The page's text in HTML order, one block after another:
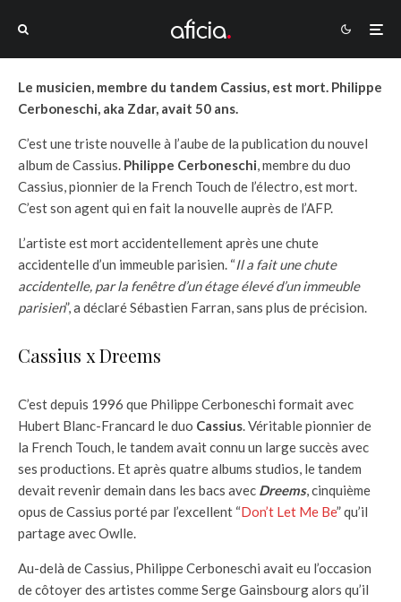
Le musicien, membre du tandem Cassius, est mort. Philippe
Cerboneschi, aka Zdar, avait 50 ans.
C’est une triste nouvelle à l’aube de la publication du nouvel
album de Cassius. Philippe Cerboneschi, membre du duo
Cassius, pionnier de la French Touch de l’électro, est mort.
C’est son agent qui en fait la nouvelle auprès de l’AFP.
L’artiste est mort accidentellement après une chute
accidentelle d’un immeuble parisien. “Il a fait une chute
accidentelle, par la fenêtre d’un étage élevé d’un immeuble
parisien”, a déclaré Sébastien Farran, sans plus de précision.
Cassius x Dreems
C’est depuis 1996 que Philippe Cerboneschi formait avec
Hubert Blanc-Francard le duo Cassius. Véritable pionnier de
la French Touch, le tandem avait connu un large succès avec
ses productions. Et après quatre albums studios, le tandem
devait revenir demain dans les bacs avec Dreems, cinquième
opus de Cassius porté par l’excellent “Don’t Let Me Be” qu’il
partage avec Owlle.
Au-delà de Cassius, Philippe Cerboneschi avait eu l’occasion
de côtoyer des artistes comme Serge Gainsbourg alors qu’il